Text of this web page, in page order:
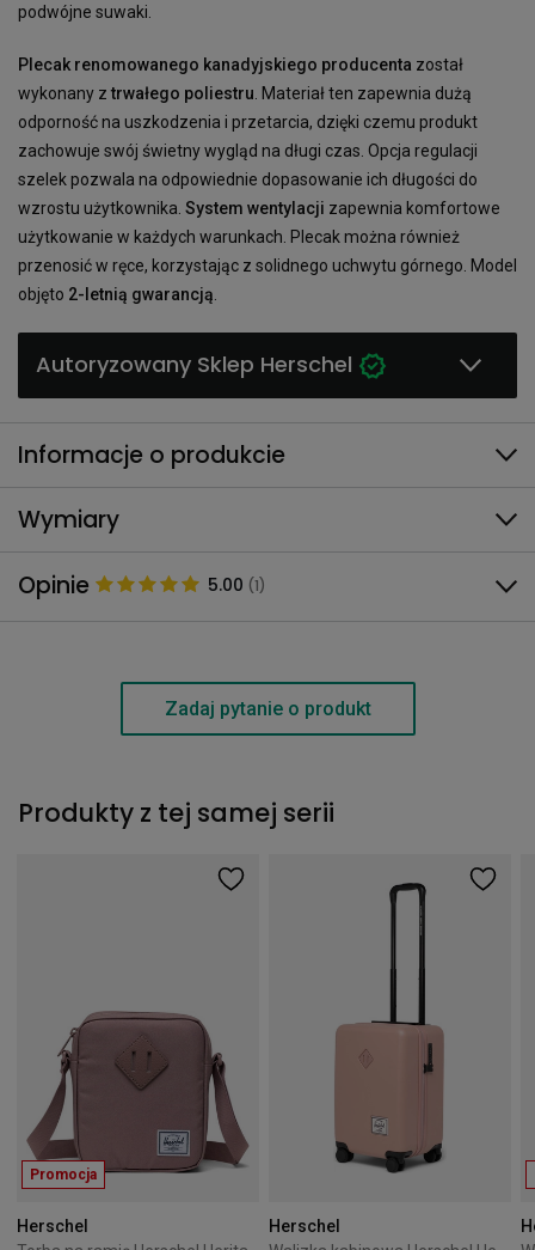
podwójne suwaki.
Plecak renomowanego kanadyjskiego producenta został
wykonany ztrwałego poliestru . Materiał ten zapewnia dużą
odporność na uszkodzenia i przetarcia, dzięki czemu produkt
zachowuje swój świetny wygląd na długi czas. Opcja regulacji
szelek pozwala na odpowiednie dopasowanie ich długości do
wzrostu użytkownika. System wentylacji zapewnia komfortowe
użytkowanie w każdych warunkach. Plecak można również
przenosić w ręce, korzystając z solidnego uchwytu górnego. Model
objęto 2-letnią gwarancją
Autoryzowany Sklep Herschel
Informacje o produkcie
Wymiary
Opinie 5.00 (1)
Zadaj pytanie o produkt
Produkty z tej samej serii
Promocja
Herschel
Herschel